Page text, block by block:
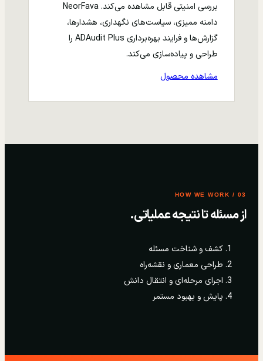
بررسی امنیتی قابل مشاهده می‌کند. NeorFava
دامنه ممیزی، سیاست‌های نگهداری، هشدارها،
گزارش‌ها و فرایند بهره‌برداری ADAudit Plus را
طراحی و پیاده‌سازی می‌کند.
مشاهده محصول
03 / HOW WE WORK
از مسئله تا نتیجه عملیاتی.
کشف و شناخت مسئله
طراحی معماری و نقشه‌راه
اجرای مرحله‌ای و انتقال دانش
پایش و بهبود مستمر